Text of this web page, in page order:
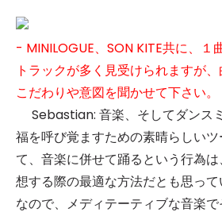
- MINILOGUE、SON KITE共に、１
トラックが多く見受けられますが
こだわりや意図を聞かせて下さい。
Sebastian: 音楽、そしてダンス
福を呼び覚ますための素晴らしい
て、音楽に併せて踊るという行為
想する際の最適な方法だとも思って
なので、メディテーティブな音楽